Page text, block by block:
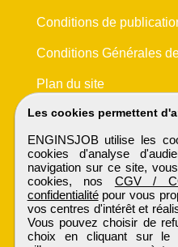
Les cookies permettent
ENGINSJOB utilise les
cookies d'analyse
navigation sur ce site,
cookies, nos CGV /
confidentialitépour vous
vos centres d'intérêt et
Vous pouvez choisir de
choix en cliquant sur le
Conditions de
Conditions Générales
Plan du site